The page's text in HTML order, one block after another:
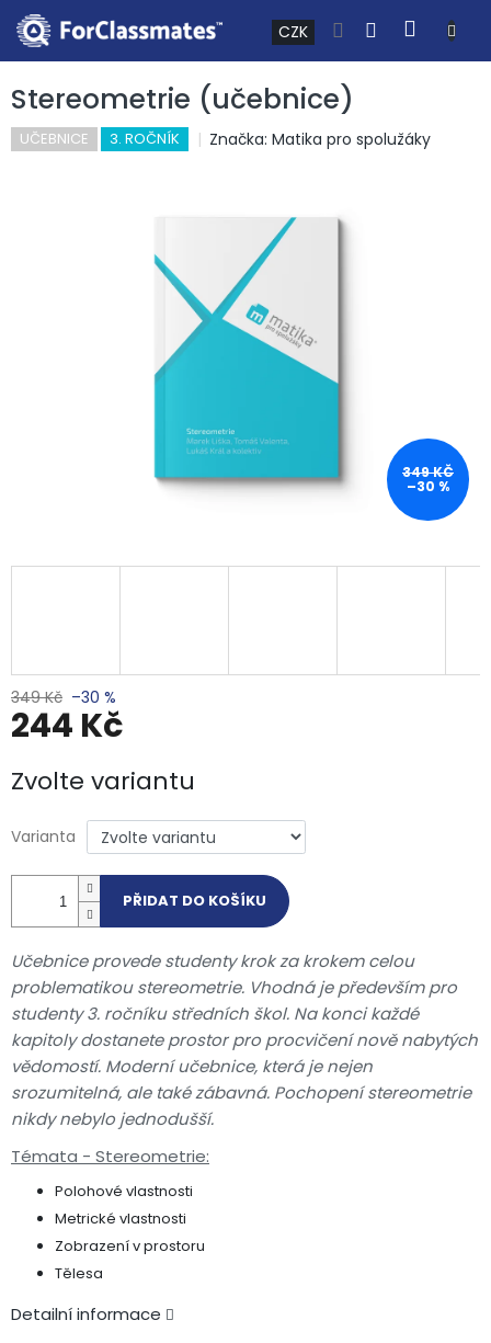
Přejít na obsah
CZK
Stereometrie (učebnice)
UČEBNICE 3. ROČNÍK Značka:Matika pro spolužáky
349 KČ
–30 %
349 Kč –30 %
244 Kč
Zvolte variantu
Varianta
PŘIDAT DO KOŠÍKU
Učebnice provede studenty krok za krokem celou
problematikou stereometrie. Vhodná je především pro
studenty 3. ročníku středních škol. Na konci každé
kapitoly dostanete prostor pro procvičení nově nabytých
vědomostí. Moderní učebnice, která je nejen
srozumitelná, ale také zábavná. Pochopení stereometrie
nikdy nebylo jednodušší.
Témata - Stereometrie:
Polohové vlastnosti
Metrické vlastnosti
Zobrazení v prostoru
Tělesa
Detailní informace